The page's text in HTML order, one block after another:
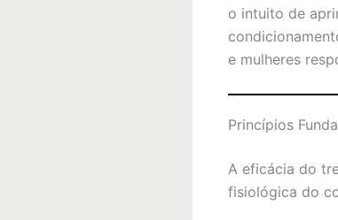
o intuito de
e mulheres
Princípios
A eficácia do
fisiológica do